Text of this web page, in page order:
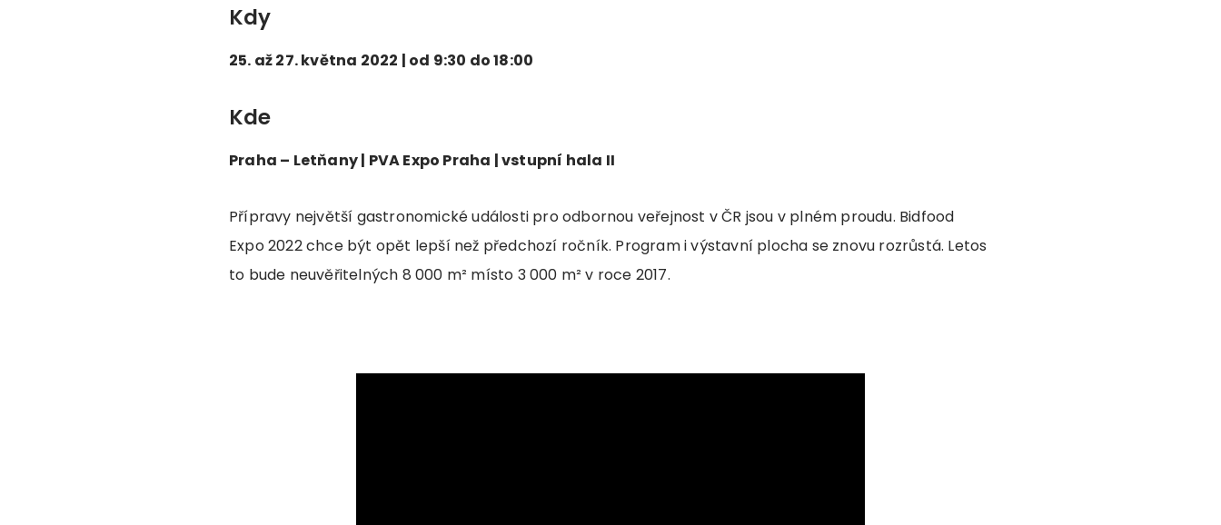
Kdy
25. až 27. května 2022 | od 9:30 do 18:00
Kde
Praha – Letňany | PVA Expo Praha | vstupní hala II
Přípravy největší gastronomické události pro odbornou veřejnost v ČR jsou v plném proudu. Bidfood
Expo 2022 chce být opět lepší než předchozí ročník. Program i výstavní plocha se znovu rozrůstá. Letos
to bude neuvěřitelných 8 000 m² místo 3 000 m² v roce 2017.